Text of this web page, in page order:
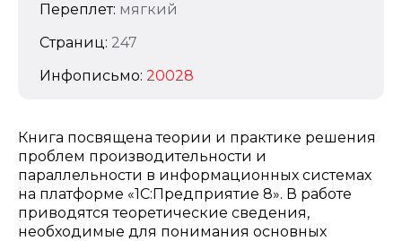
Переплет: мягкий
Страниц: 247
Инфописьмо: 20028
Книга посвящена теории и практике решения
проблем производительности и
параллельности в информационных системах
на платформе «1С:Предприятие 8». В работе
приводятся теоретические сведения,
необходимые для понимания основных